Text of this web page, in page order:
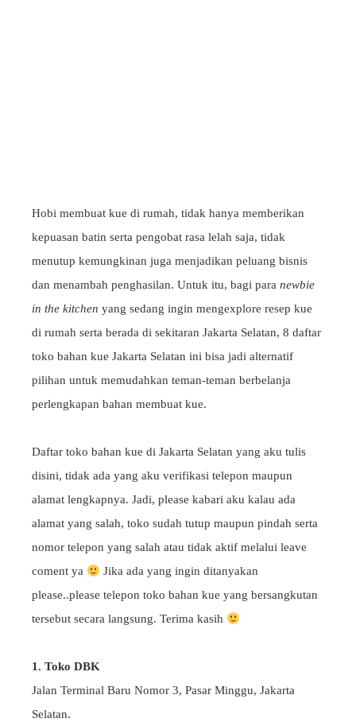
Hobi membuat kue di rumah, tidak hanya memberikan
kepuasan batin serta pengobat rasa lelah saja, tidak
menutup kemungkinan juga menjadikan peluang bisnis
dan menambah penghasilan. Untuk itu, bagi para newbie
in the kitchen yang sedang ingin mengexplore resep kue
di rumah serta berada di sekitaran Jakarta Selatan, 8 daftar
toko bahan kue Jakarta Selatan ini bisa jadi alternatif
pilihan untuk memudahkan teman-teman berbelanja
perlengkapan bahan membuat kue.
Daftar toko bahan kue di Jakarta Selatan yang aku tulis
disini, tidak ada yang aku verifikasi telepon maupun
alamat lengkapnya. Jadi, please kabari aku kalau ada
alamat yang salah, toko sudah tutup maupun pindah serta
nomor telepon yang salah atau tidak aktif melalui leave
coment ya
Jika ada yang ingin ditanyakan
please..please telepon toko bahan kue yang bersangkutan
tersebut secara langsung. Terima kasih
1. Toko DBK
Jalan Terminal Baru Nomor 3, Pasar Minggu, Jakarta
Selatan.